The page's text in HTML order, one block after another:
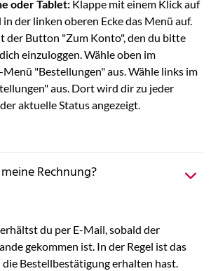
oder Tablet: Klappe mit einem Klick auf
in der linken oberen Ecke das Menü auf.
der Button "Zum Konto", den du bitte
einzuloggen. Wähle oben im
"Bestellungen" aus. Wähle links im
aus. Dort wird dir zu jeder
aktuelle Status angezeigt.
Rechnung?
du per E-Mail, sobald der
gekommen ist. In der Regel ist das
die Bestellbestätigung erhalten hast.